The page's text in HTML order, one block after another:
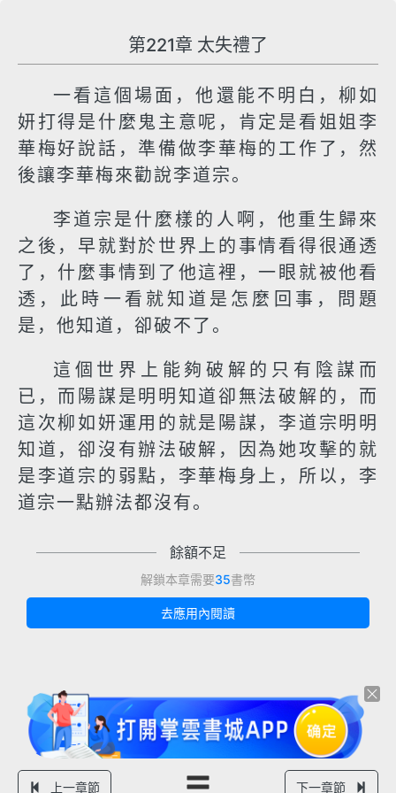
第221章 太失禮了
一看這個場面，他還能不明白，柳如
妍打得是什麼鬼主意呢，肯定是看姐姐李
華梅好說話，準備做李華梅的工作了，然
後讓李華梅來勸說李道宗。
李道宗是什麼樣的人啊，他重生歸來
之後，早就對於世界上的事情看得很通透
了，什麼事情到了他這裡，一眼就被他看
透，此時一看就知道是怎麼回事，問題
是，他知道，卻破不了。
這個世界上能夠破解的只有陰謀而
已，而陽謀是明明知道卻無法破解的，而
這次柳如妍運用的就是陽謀，李道宗明明
知道，卻沒有辦法破解，因為她攻擊的就
是李道宗的弱點，李華梅身上，所以，李
道宗一點辦法都沒有。
餘額不足
解鎖本章需要35書幣
去應用內閱讀
上一章節 下一章節